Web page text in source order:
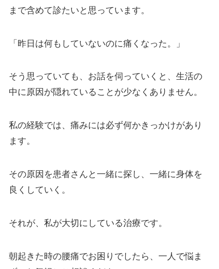
まで含めて診たいと思っています。
「昨日は何もしていないのに痛くなった。」
そう思っていても、お話を伺っていくと、生活の
中に原因が隠れていることが少なくありません。
私の経験では、痛みには必ず何かきっかけがあり
ます。
その原因を患者さんと一緒に探し、一緒に身体を
良くしていく。
それが、私が大切にしている治療です。
朝起きた時の腰痛でお困りでしたら、一人で悩ま